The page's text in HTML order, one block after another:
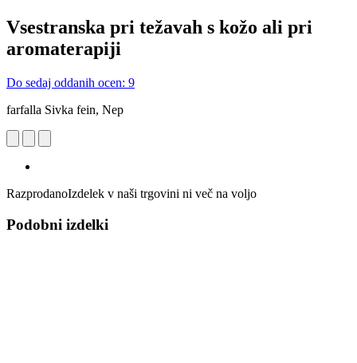
Vsestranska pri težavah s kožo ali pri
aromaterapiji
Do sedaj oddanih ocen: 9
farfalla Sivka fein, Nep
RazprodanoIzdelek v naši trgovini ni več na voljo
Podobni izdelki